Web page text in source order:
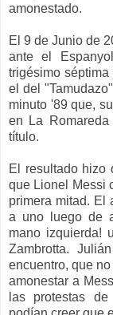
amonestado.
El 9 de Junio de
ante el
trigésimo
el del
minuto '89 que,
en La
título.
El resultado hizo
que Lionel Messi
primera mitad. El
a uno luego de
mano izquierda!
Zambrotta.
encuentro, que
amonestar a
las protestas